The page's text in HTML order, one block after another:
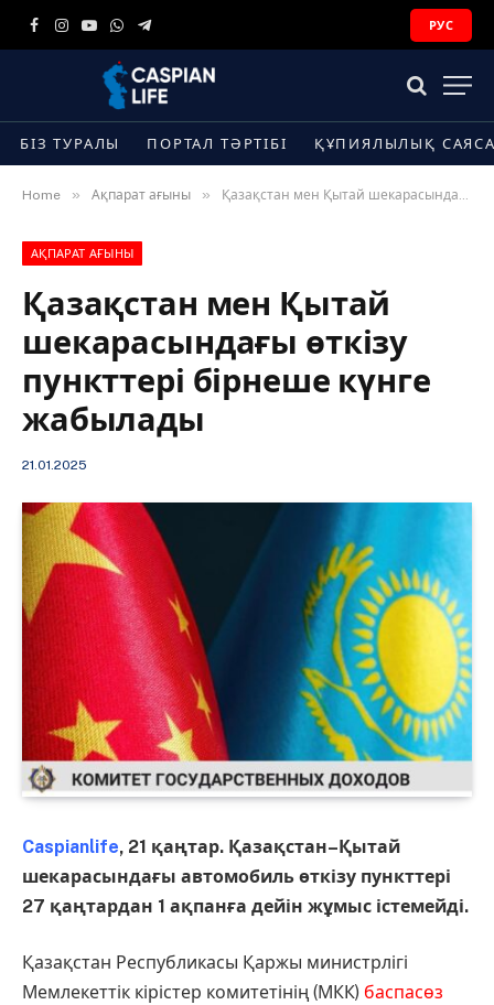
Facebook
Instagram
YouTube
WhatsApp
Telegram
РУС
БІЗ ТУРАЛЫ ПОРТАЛ ТӘРТІБІ ҚҰПИЯЛЫЛЫҚ
Home » Ақпарат ағыны » Қазақстан мен Қытай шекарасындағы өткізу пункттері бірнеше күнге жабылады
АҚПАРАТ АҒЫНЫ
Қазақстан мен Қытай
шекарасындағы өткізу
пункттері бірнеше күнге
жабылады
21.01.2025
Caspianlife, 21 қаңтар. Қазақстан–Қытай
шекарасындағы автомобиль өткізу пункттері
27 қаңтардан 1 ақпанға дейін жұмыс істемейді.
Қазақстан Республикасы Қаржы министрлігі
Мемлекеттік кірістер комитетінің (МКК) баспасөз